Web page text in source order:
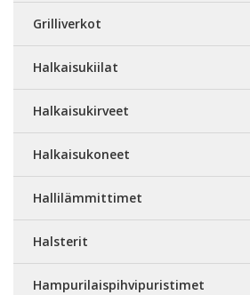
Grilliverkot
Halkaisukiilat
Halkaisukirveet
Halkaisukoneet
Hallilämmittimet
Halsterit
Hampurilaispihvipuristimet